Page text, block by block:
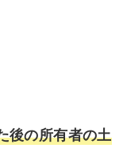
後の所有者の土